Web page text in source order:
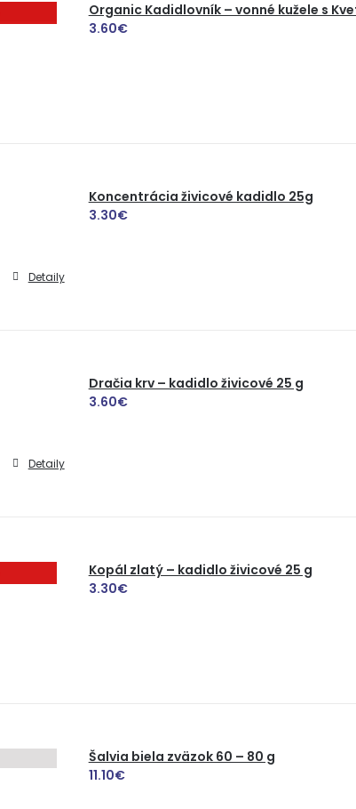
Organic Kadidlovník – vonné kužele s
3.60€
Koncentrácia živicové kadidlo 25g
3.30€
Detaily
Dračia krv – kadidlo živicové 25 g
3.60€
Detaily
Kopál zlatý – kadidlo živicové 25 g
3.30€
Šalvia biela zväzok 60 – 80 g
11.10€